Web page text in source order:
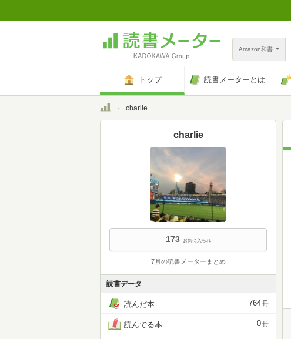
Amazon和書
トップ 読書メーターとは
トップcharlie
charlie
173 お気に入られ
7月の読書メーターまとめ
読書データ
読んだ本 764冊
読んでる本 0冊